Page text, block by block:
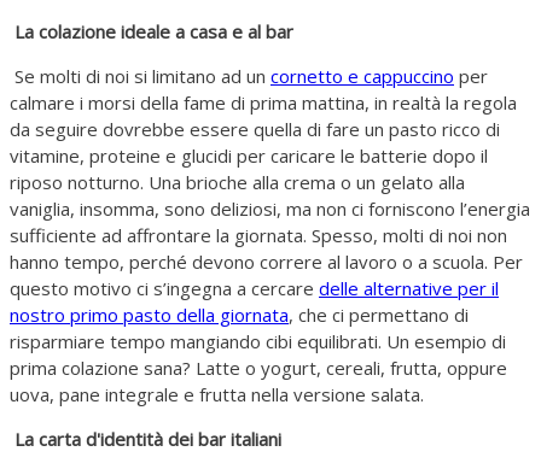
La colazione ideale a casa e al bar
Se molti di noi si limitano ad un cornetto e cappuccino per
calmare i morsi della fame di prima mattina, in realtà la regola
da seguire dovrebbe essere quella di fare un pasto ricco di
vitamine, proteine e glucidi per caricare le batterie dopo il
riposo notturno. Una brioche alla crema o un gelato alla
vaniglia, insomma, sono deliziosi, ma non ci forniscono l’energia
sufficiente ad affrontare la giornata. Spesso, molti di noi non
hanno tempo, perché devono correre al lavoro o a scuola. Per
questo motivo ci s’ingegna a cercare delle alternative per il
nostro primo pasto della giornata, che ci permettano di
risparmiare tempo mangiando cibi equilibrati. Un esempio di
prima colazione sana? Latte o yogurt, cereali, frutta, oppure
uova, pane integrale e frutta nella versione salata.
La carta d'identità dei bar italiani